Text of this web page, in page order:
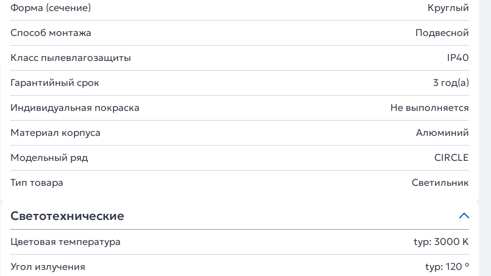
Форма (сечение) Круглый
Способ монтажа Подвесной
Класс пылевлагозащиты IP40
Гарантийный срок 3 год(а)
Индивидуальная покраска Не выполняется
Материал корпуса Алюминий
Модельный ряд CIRCLE
Тип товара Светильник
Светотехнические
Цветовая температура typ: 3000 K
Угол излучения typ: 120 °